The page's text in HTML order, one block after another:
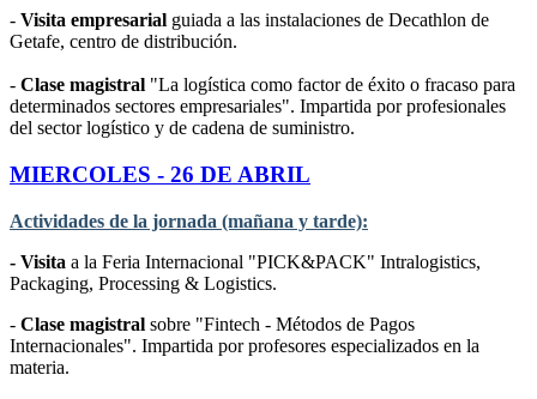
- Visita empresarial guiada a las instalaciones de Decathlon de
Getafe, centro de distribución.
- Clase magistral "La logística como factor de éxito o fracaso para
determinados sectores empresariales". Impartida por profesionales
del sector logístico y de cadena de suministro.
MIERCOLES - 26 DE ABRIL
Actividades de la jornada (mañana y tarde):
- Visita a la Feria Internacional "PICK&PACK" Intralogistics,
Packaging, Processing & Logistics.
- Clase magistral sobre "Fintech - Métodos de Pagos
Internacionales". Impartida por profesores especializados en la
materia.